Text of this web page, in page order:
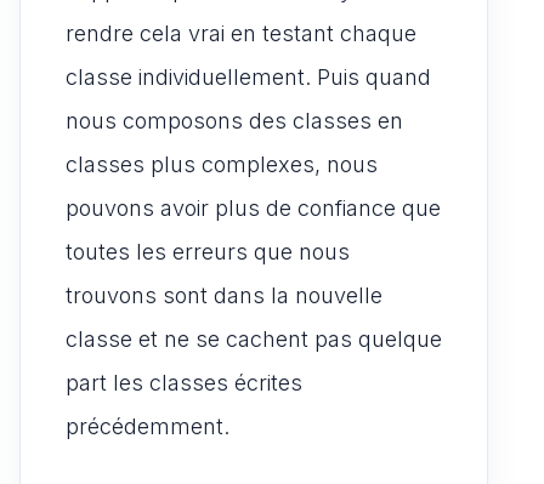
rendre cela vrai en testant chaque
classe individuellement. Puis quand
nous composons des classes en
classes plus complexes, nous
pouvons avoir plus de confiance que
toutes les erreurs que nous
trouvons sont dans la nouvelle
classe et ne se cachent pas quelque
part les classes écrites
précédemment.